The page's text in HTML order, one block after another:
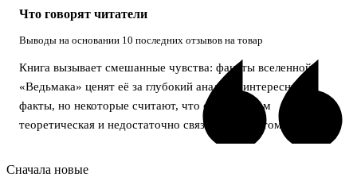
Что говорят читатели
Выводы на основании 10 последних отзывов на товар
Книга вызывает смешанные чувства: фанаты вселенной
«Ведьмака» ценят её за глубокий анализ и интересные
факты, но некоторые считают, что она слишком
теоретическая и недостаточно связана с сюжетом саги.
Сначала новые